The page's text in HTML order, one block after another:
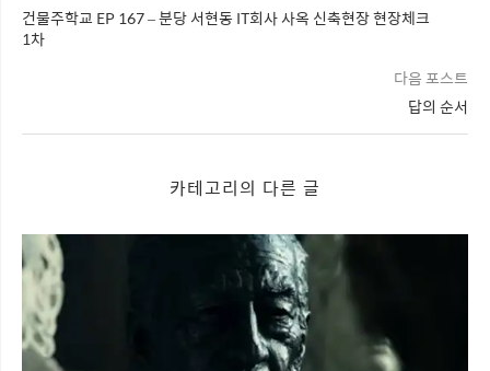
건물주학교 EP 167 – 분당 서현동 IT회사 사옥 신축현장 현장체크
1차
다음 포스트
답의 순서
카테고리의 다른 글